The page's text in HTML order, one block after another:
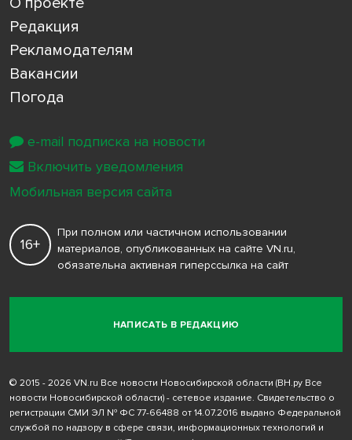
Редакция
Рекламодателям
Вакансии
Погода
НАПИСАТЬ В РЕДАКЦИЮ
16+
При полном или частичном использовании
материалов, опубликованных на сайте VN.ru,
обязательна активная гиперссылка на сайт
© 2015 - 2026 VN.ru Все новости Новосибирской области (ВН.ру Все
новости Новосибирской области) - сетевое издание. Свидетельство о
регистрации СМИ ЭЛ № ФС 77-66488 от 14.07.2016 выдано Федеральной
службой по надзору в сфере связи, информационных технологий и
e-mail подписка на новости
Включить уведомления
Мобильная версия сайта